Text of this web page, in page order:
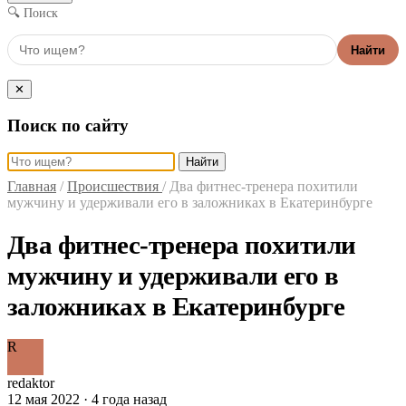
🔍 Поиск
Найти
✕
Поиск по сайту
Найти
Главная / Происшествия / Два фитнес-тренера похитили
мужчину и удерживали его в заложниках в Екатеринбурге
Два фитнес-тренера похитили
мужчину и удерживали его в
заложниках в Екатеринбурге
R
redaktor
12 мая 2022 · 4 года назад